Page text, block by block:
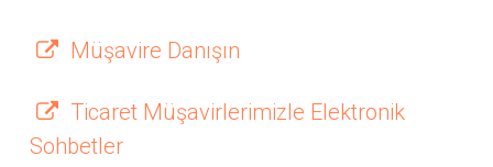
Müşavire Danışın
Ticaret Müşavirlerimizle Elektronik
Sohbetler